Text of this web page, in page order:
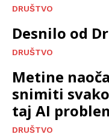
DRUŠTVO
Desnilo od
DRUŠTVO
Metine
snimiti
taj AI
DRUŠTVO